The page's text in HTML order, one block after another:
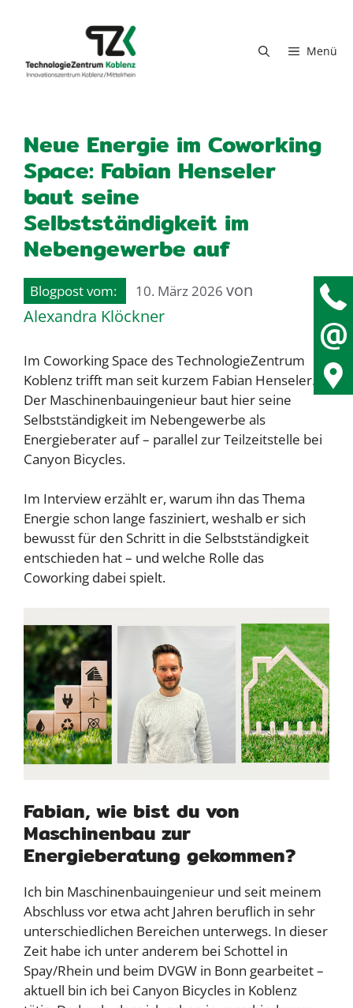
Menü
Neue Energie im Coworking
Space: Fabian Henseler
baut seine
Selbstständigkeit im
Nebengewerbe auf
10. März 2026 von
Alexandra Klöckner
Im Coworking Space des TechnologieZentrum
Koblenz trifft man seit kurzem Fabian Henseler.
Der Maschinenbauingenieur baut hier seine
Selbstständigkeit im Nebengewerbe als
Energieberater auf – parallel zur Teilzeitstelle bei
Canyon Bicycles.
Im Interview erzählt er, warum ihn das Thema
Energie schon lange fasziniert, weshalb er sich
bewusst für den Schritt in die Selbstständigkeit
entschieden hat – und welche Rolle das
Coworking dabei spielt.
Fabian, wie bist du von
Maschinenbau zur
Energieberatung gekommen?
Ich bin Maschinenbauingenieur und seit meinem
Abschluss vor etwa acht Jahren beruflich in sehr
unterschiedlichen Bereichen unterwegs. In dieser
Zeit habe ich unter anderem bei Schottel in
Spay/Rhein und beim DVGW in Bonn gearbeitet –
aktuell bin ich bei Canyon Bicycles in Koblenz